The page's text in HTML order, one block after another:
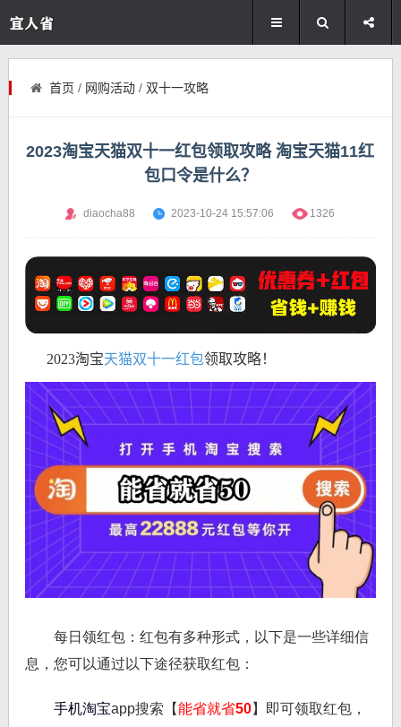
首页 / 网购活动/ 双十一攻略
2023淘宝天猫双十一红包领取攻略 淘宝天猫11红
包口令是什么？
diaocha88 2023-10-24 15:57:06 1326
2023淘宝天猫双十一红包领取攻略！
每日领红包：红包有多种形式，以下是一些详细信
息，您可以通过以下途径获取红包：
手机淘宝app搜索【能省就省50】即可领取红包，